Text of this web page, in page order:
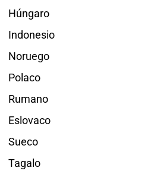
Húngaro
Indonesio
Noruego
Polaco
Rumano
Eslovaco
Sueco
Tagalo